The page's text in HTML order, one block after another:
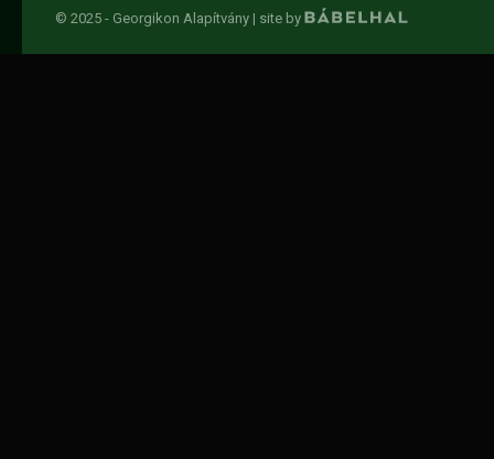
© 2025 - Georgikon Alapítvány | site by